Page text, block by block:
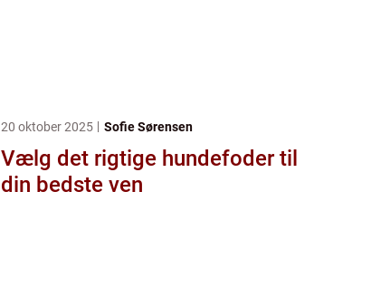
20 oktober 2025 Sofie Sørensen
Vælg det rigtige hundefoder til
din bedste ven